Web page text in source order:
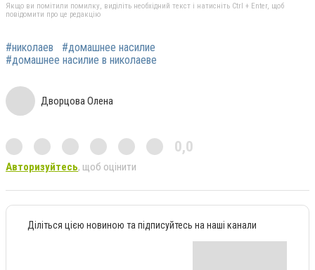
Якщо ви помітили помилку, виділіть необхідний текст і натисніть Ctrl + Enter, щоб
повідомити про це редакцію
#николаев
#домашнее насилие
#домашнее насилие в николаеве
Дворцова Олена
0,0
Авторизуйтесь, щоб оцінити
Діліться цією новиною та підписуйтесь на наші канали